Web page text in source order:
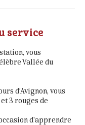
service
vous
Vallée du
d’Avignon, vous
3 rouges de
d'apprendre